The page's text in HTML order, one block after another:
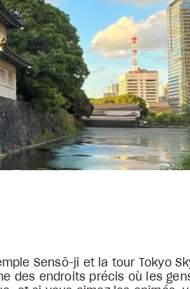
Sensō-ji et la tour Tokyo
des endroits précis où les